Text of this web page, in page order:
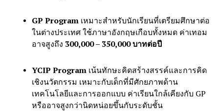
GP Program เหมาะสำหรับนักเรียนที่เตรียมศึกษาต่อ
ในต่างประเทศ ใช้ภาษาอังกฤษเกือบทั้งหมด ค่าเทอม
อาจสูงถึง 300,000 – 350,000 บาทต่อปี
YCIP Program เน้นทักษะคิดสร้างสรรค์และการคิด
เชิงนวัตกรรม เหมาะกับเด็กที่มีศักยภาพด้าน
เทคโนโลยีและการออกแบบ ค่าเรียนใกล้เคียงกับ GP
หรืออาจสูงกว่านิดหน่อยขึ้นกับระดับชั้น